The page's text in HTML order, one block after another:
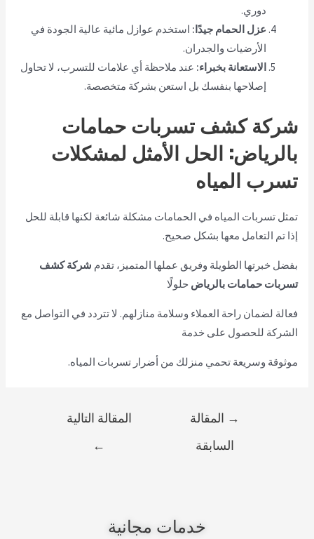
دوري.
عزل الحمام جيدًا: استخدم عوازل مائية عالية الجودة في
الأرضيات والجدران.
الاستعانة بخبراء: عند ملاحظة أي علامات للتسرب، لا تحاول
إصلاحها بنفسك بل استعن بشركة متخصصة.
شركة كشف تسربات حمامات
بالرياض: الحل الأمثل لمشكلات
تسرب المياه
تمثل تسربات المياه في الحمامات مشكلة شائعة لكنها قابلة للحل
إذا تم التعامل معها بشكل صحيح.
بفضل خبرتها الطويلة وفريق عملها المتميز، تقدم شركة كشف
تسربات حمامات بالرياض حلولًا
فعالة لضمان راحة العملاء وسلامة منازلهم. لا تتردد في التواصل مع
الشركة للحصول على خدمة
موثوقة وسريعة تحمي منزلك من أضرار تسربات المياه.
→ المقالة
السابقة
المقالة التالية
←
خدمات مجانية